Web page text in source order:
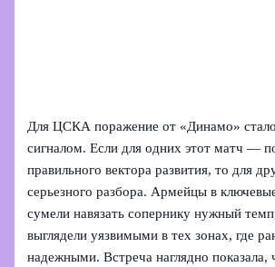
Для ЦСКА поражение от «Динамо»
сигналом. Если для одних этот матч —
правильного вектора развития, то для
серьезного разбора. Армейцы в
сумели навязать сопернику нужный
выглядели уязвимыми в тех зонах, где
надежными. Встреча наглядно показала,